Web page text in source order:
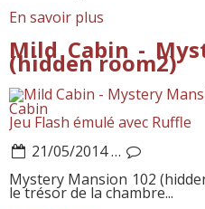
En savoir plus
Mild Cabin -
(hidden room2)
Cabin
Jeu Flash émulé avec Ruffle
21/05/2014…
Mystery Mansion 102
le trésor de la chambre...